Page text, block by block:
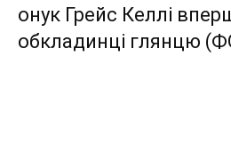
онук Грейс Келлі
обкладинці глянцю